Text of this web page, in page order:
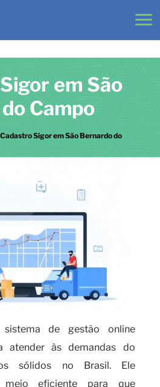
em São
Campo
Cadastro Sigor em São Bernardo do
de gestão online
atender às demandas do
sólidos no Brasil. Ele
meio eficiente para que